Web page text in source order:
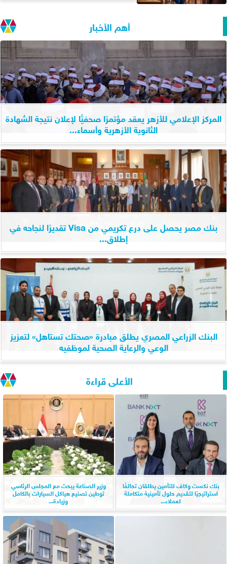
أهم الأخبار
المركز الإعلامي للأزهر يعقد مؤتمرًا صحفيًّا لإعلان نتيجة الشهادة
الثانوية الأزهرية وأسماء...
بنك مصر يحصل على درع تكريمي من Visa تقديرًا لنجاحه في
إطلاق...
البنك الزراعي المصري يطلق مبادرة «صحتك تستاهل» لتعزيز
الوعي والرعاية الصحية لموظفيه
الأعلى قراءة
بنك نكست وكاف للتأمين يطلقان تحالفًا
استراتيجيًا لتقديم حلول تأمينية متكاملة
لعملاء...
وزير الصناعة يبحث مع المجلس الرئاسي
توطين تصنيع هياكل السيارات بالكامل
وزيادة...